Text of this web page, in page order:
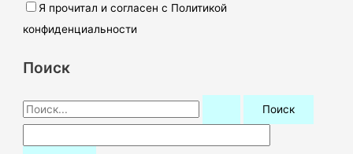
Я прочитал и согласен с Политикой
конфиденциальности
Поиск
П
о
и